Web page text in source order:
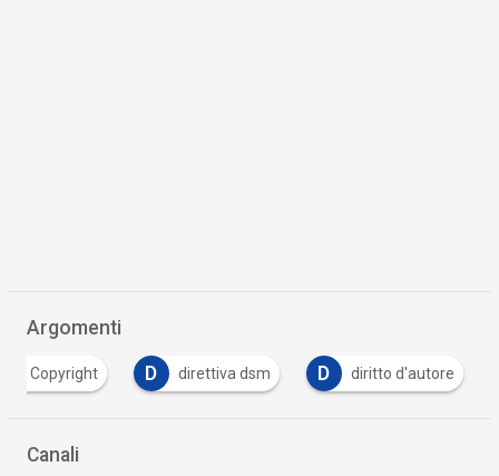
Argomenti
Copyright D direttiva dsm D diritto d'autore
Canali